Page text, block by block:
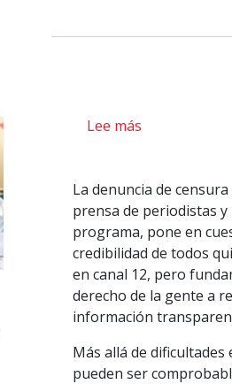
Lee más
la
Asociación
de
Empleados
de
Teledoce
La denuncia de
prensa de periodistas
programa, pone en
credibilidad de todos
en canal 12, pero
derecho de la gente a
información
Más allá de dificultades
pueden ser